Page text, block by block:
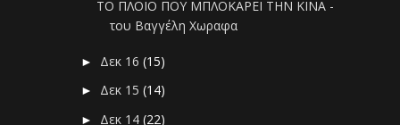
ΤΟ ΠΛΟΙΟ ΠΟΥ ΜΠΛΟΚΑΡΕΙ ΤΗΝ ΚΙΝΑ -
του Βαγγέλη Χωραφα
► Δεκ 16(15)
► Δεκ 15(14)
► Δεκ 14(22)